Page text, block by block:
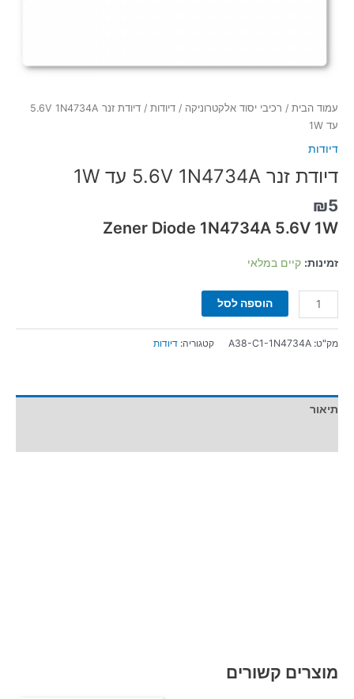
עמוד הבית / רכיבי יסוד אלקטרוניקה / דיודות
/ דיודת זנר 5.6V 1N4734A
עד 1W
דיודות
דיודת זנר 5.6V 1N4734A עד 1W
₪5
Zener Diode 1N4734A 5.6V 1W
זמינות: קיים במלאי
הוספה לסל
מק"ט: A38-C1-1N4734A קטגוריה: דיודות
תיאור
מוצרים קשורים